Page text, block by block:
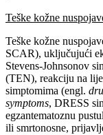
Teške kožne
Teške kožne
SCAR), uključujući
Stevens-Johnsonov
(TEN), reakciju na
simptomima (engl.
symptoms, DRESS
egzantematoznu
ili smrtonosne,